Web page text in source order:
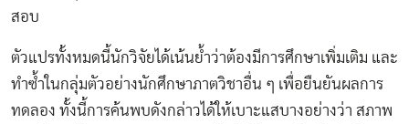
สอบ
ตัวแปรทั้งหมดนี้นักวิจัยได้เน้นย้ำว่าต้องมีการศึกษาเพิ่มเติม และ
ทำซ้ำในกลุ่มตัวอย่างนักศึกษาภาตวิชาอื่น ๆ เพื่อยืนยันผลการ
ทดลอง ทั้งนี้การค้นพบดังกล่าวได้ให้เบาะแสบางอย่างว่า สภาพ